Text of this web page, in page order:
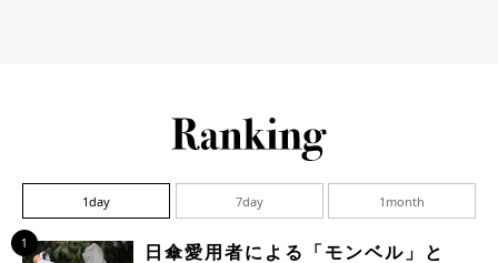
1day 7day 1month
1
日傘愛用者による「モンベル」と